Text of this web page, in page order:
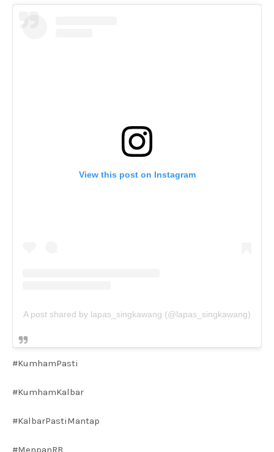
View this post on Instagram
A post shared by lapas_singkawang (@lapas_singkawang)
#KumhamPasti
#KumhamKalbar
#KalbarPastiMantap
#MenpanRB